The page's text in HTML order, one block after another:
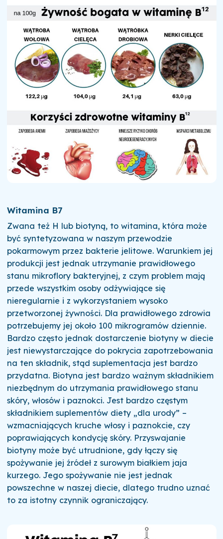
Witamina B7
Zwana też H lub biotyną, to witamina, która może
być syntetyzowana w naszym przewodzie
pokarmowym przez bakterie jelitowe. Warunkiem jej
produkcji jest jednak utrzymanie prawidłowego
stanu mikroflory bakteryjnej, z czym problem mają
przede wszystkim osoby odżywiające się
nieregularnie i z wykorzystaniem wysoko
przetworzonej żywności. Dla prawidłowego zdrowia
potrzebujemy jej około 100 mikrogramów dziennie.
Bardzo często jednak dostarczenie biotyny w diecie
jest niewystarczające do pokrycia zapotrzebowania
na ten składnik, stąd suplementacja jest bardzo
przydatna. Biotyna jest bardzo ważnym składnikiem
niezbędnym do utrzymania prawidłowego stanu
skóry, włosów i paznokci. Jest bardzo częstym
składnikiem suplementów diety „dla urody” –
wzmacniających kruche włosy i paznokcie, czy
poprawiających kondycję skóry. Przyswajanie
biotyny może być utrudnione, gdy łączy się
spożywanie jej źródeł z surowym białkiem jaja
kurzego. Jego spożywanie nie jest jednak
powszechne w naszej diecie, dlatego trudno uznać
to za istotny czynnik ograniczający.